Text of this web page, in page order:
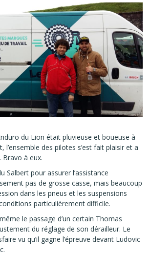
du Lion était pluvieuse et boueuse à
l’ensemble des pilotes s’est fait plaisir et a
à eux.
Salbert pour assurer l’assistance
pas de grosse casse, mais beaucoup
dans les pneus et les suspensions
particulièrement difficile.
le passage d’un certain Thomas
du réglage de son dérailleur. Le
vu qu’il gagne l’épreuve devant Ludovic